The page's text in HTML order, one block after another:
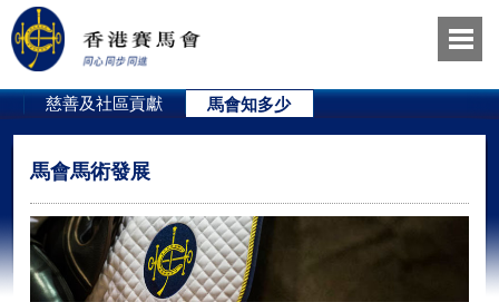
慈善及社區貢獻 馬會知多少
馬會馬術發展